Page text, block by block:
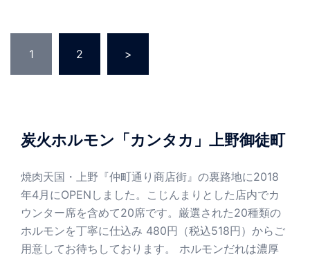
の
ジ
り
1 2 >
炭火ホルモン「カンタカ」上野御徒町
焼肉天国・上野『仲町通り商店街』の裏路地に2018
年4月にOPENしました。こじんまりとした店内でカ
ウンター席を含めて20席です。厳選された20種類の
ホルモンを丁寧に仕込み 480円（税込518円）からご
用意してお待ちしております。 ホルモンだれは濃厚